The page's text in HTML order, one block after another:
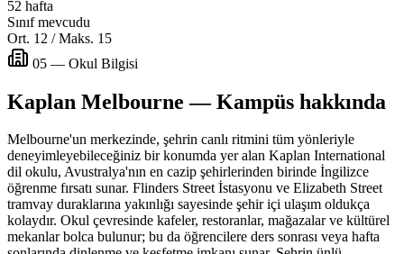
52 hafta
Sınıf mevcudu
Ort. 12 / Maks. 15
05 — Okul Bilgisi
Kaplan Melbourne — Kampüs hakkında
Melbourne'un merkezinde, şehrin canlı ritmini tüm yönleriyle
deneyimleyebileceğiniz bir konumda yer alan Kaplan International
dil okulu, Avustralya'nın en cazip şehirlerinden birinde İngilizce
öğrenme fırsatı sunar. Flinders Street İstasyonu ve Elizabeth Street
tramvay duraklarına yakınlığı sayesinde şehir içi ulaşım oldukça
kolaydır. Okul çevresinde kafeler, restoranlar, mağazalar ve kültürel
mekanlar bolca bulunur; bu da öğrencilere ders sonrası veya hafta